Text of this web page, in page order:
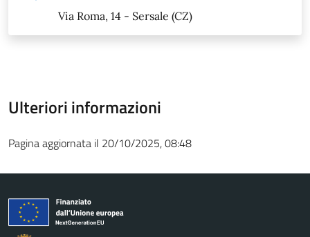
Via Roma, 14 - Sersale (CZ)
Ulteriori informazioni
Pagina aggiornata il 20/10/2025, 08:48